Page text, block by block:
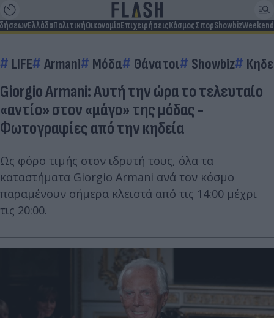
ΕλλάδαΠολιτικήΟικονομίαΕπιχειρήσειςΚόσμοςΣπορShowbizWeekend
LIFE Armani Μόδα Θάνατοι Showbiz
Giorgio Armani: Αυτή την ώρα το τελευταίο
«αντίο» στον «μάγο» της μόδας -
Φωτογραφίες από την κηδεία
Ως φόρο τιμής στον ιδρυτή τους, όλα τα
καταστήματα Giorgio Armani ανά τον κόσμο
παραμένουν σήμερα κλειστά από τις 14:00 μέχρι
τις 20:00.